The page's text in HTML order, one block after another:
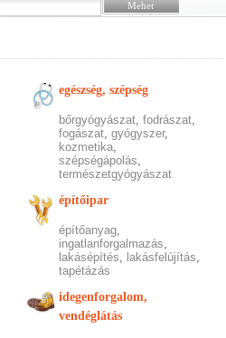
egészség, szépség
bőrgyógyászat,fodrászat,
fogászat,gyógyszer,
kozmetika,
szépségápolás,
természetgyógyászat
építőipar
építőanyag,
ingatlanforgalmazás,
lakásépítés, lakásfelújítás,
tapétázás
idegenforgalom,
vendéglátás